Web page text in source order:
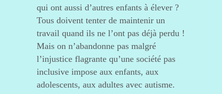
qui ont aussi d’autres enfants à élever ?
Tous doivent tenter de maintenir un
travail quand ils ne l’ont pas déjà perdu !
Mais on n’abandonne pas malgré
l’injustice flagrante qu’une société pas
inclusive impose aux enfants, aux
adolescents, aux adultes avec autisme.